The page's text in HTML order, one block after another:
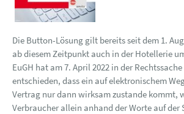
Die Button-Lösung gilt bereits seit dem 1.
ab diesem Zeitpunkt auch in der Hotellerie
EuGH hat am 7. April 2022 in der Rechtssache
entschieden, dass ein auf elektronischem
Vertrag nur dann wirksam zustande kommt,
Verbraucher allein anhand der Worte auf der